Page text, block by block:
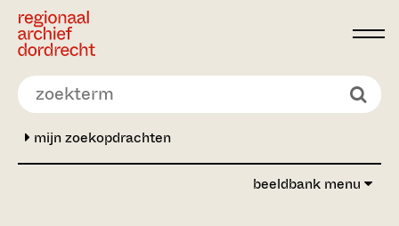
Ga direct naar de inhoud
mijn zoekopdrachten
beeldbank menu